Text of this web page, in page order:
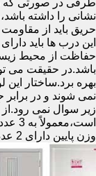
طرفی در صورتی که
نشانی را داشته
حریق باید از مقاومت
حفاظت از محیط
باشد.در حقیقت می
بهره برد.ساختار
نمی شوند و در برابر
زیر سوال نمی
وزن پایین دارای 2 عدد لولا هستند.